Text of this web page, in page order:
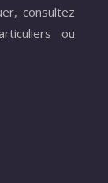
consultez
ou